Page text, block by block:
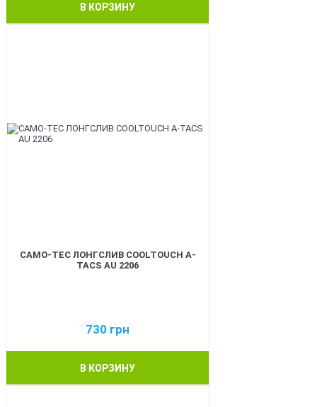
В КОРЗИНУ
CAMO-TEC ЛОНГСЛИВ COOLTOUCH A-
TACS AU 2206
730 грн
В КОРЗИНУ